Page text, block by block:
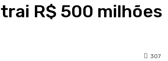
R$ 500 milhões
307